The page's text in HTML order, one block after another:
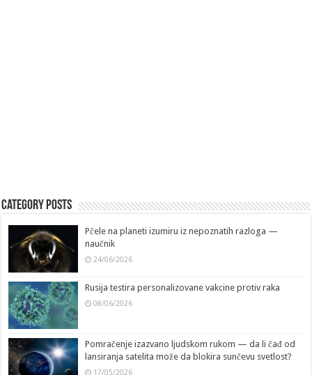
Category Posts
Pčele na planeti izumiru iz nepoznatih razloga —
naučnik
24/06/2026
Rusija testira personalizovane vakcine protiv raka
08/06/2026
Pomračenje izazvano ljudskom rukom — da li čađ od
lansiranja satelita može da blokira sunčevu svetlost?
17/05/2026